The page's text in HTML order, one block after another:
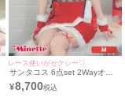
レース使いがセクシー♡
サンタコス 6点set 2Wayオフ
ショルダーウエストレース切替
ラップふわふわファータイト
¥8,700